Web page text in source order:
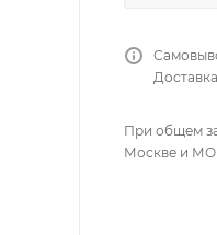
При общем
Москве и МО